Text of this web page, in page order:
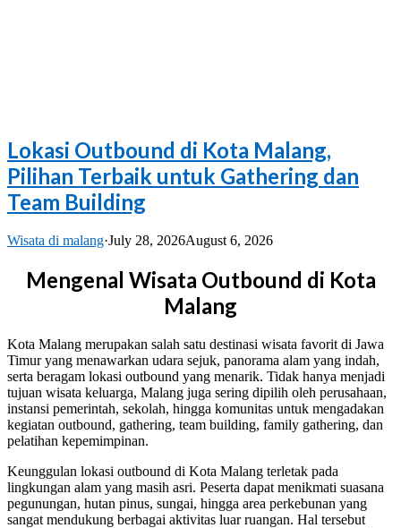
Lokasi Outbound di Kota Malang,
Pilihan Terbaik untuk Gathering dan
Team Building
Wisata di malang·July 28, 2026August 6, 2026
Mengenal Wisata Outbound di Kota
Malang
Kota Malang merupakan salah satu destinasi wisata favorit di Jawa
Timur yang menawarkan udara sejuk, panorama alam yang indah,
serta beragam lokasi outbound yang menarik. Tidak hanya menjadi
tujuan wisata keluarga, Malang juga sering dipilih oleh perusahaan,
instansi pemerintah, sekolah, hingga komunitas untuk mengadakan
kegiatan outbound, gathering, team building, family gathering, dan
pelatihan kepemimpinan.
Keunggulan lokasi outbound di Kota Malang terletak pada
lingkungan alam yang masih asri. Peserta dapat menikmati suasana
pegunungan, hutan pinus, sungai, hingga area perkebunan yang
sangat mendukung berbagai aktivitas luar ruangan. Hal tersebut